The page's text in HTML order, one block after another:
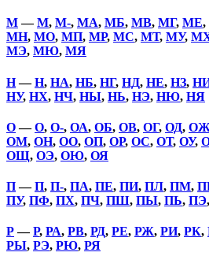
М—М, М-, МА, МБ, МВ, МГ, МЕ,
МН, МО, МП, МР, МС, МТ, МУ,
МЭ, МЮ, МЯ
Н—Н, НА, НБ, НГ, НД, НЕ, НЗ,
НУ, НХ, НЧ, НЫ, НЬ, НЭ, НЮ, НЯ
О—О, О-, ОА, ОБ, ОВ, ОГ, ОД, ОЖ
ОМ, ОН, ОО, ОП, ОР, ОС, ОТ, ОУ,
ОЩ, ОЭ, ОЮ, ОЯ
П—П, П-, ПА, ПЕ, ПИ, ПЛ, ПМ,
ПУ, ПФ, ПХ, ПЧ, ПШ, ПЫ, ПЬ, ПЭ,
Р—Р, РА, РВ, РД, РЕ, РЖ, РИ, РК,
РЫ, РЭ, РЮ, РЯ